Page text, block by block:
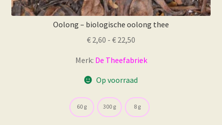
Oolong – biologische oolong thee
€ 2,60 - € 22,50
tot
€ 22,50
Merk: De Theefabriek
Op voorraad
60 g 300 g 8 g